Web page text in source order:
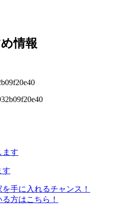
情報
す
手に入れるチャンス！
方はこちら！